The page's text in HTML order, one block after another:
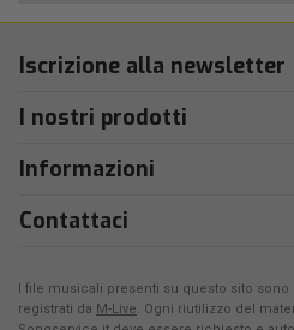
Iscrizione alla newsletter
I nostri prodotti
Informazioni
Contattaci
I file musicali presenti su questo sito sono
registrati da M-Live. Ogni riutilizzo del